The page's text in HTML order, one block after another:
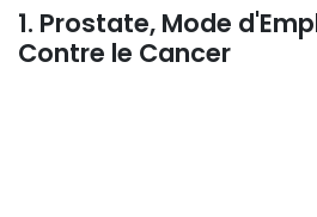
1. Prostate, Mode
Contre le Cancer